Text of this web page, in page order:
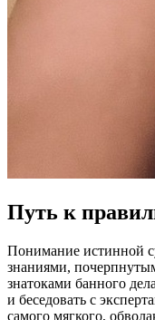
Путь к
Понимание истинной
знаниями,
знатоками банного
и беседовать с
самого мягкого,